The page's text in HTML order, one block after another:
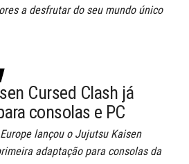
a desfrutar do seu mundo único
Cursed Clash já
consolas e PC
lançou o Jujutsu Kaisen
adaptação para consolas da